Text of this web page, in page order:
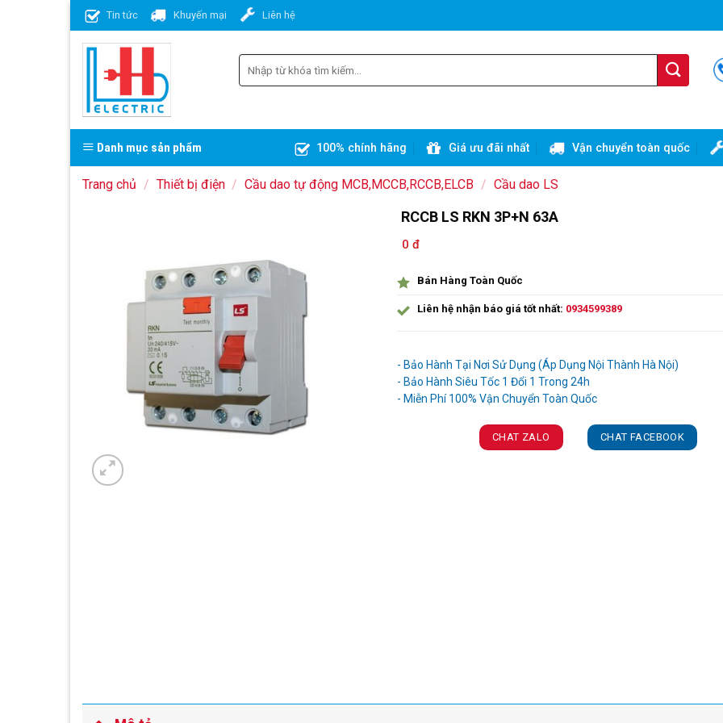
Skip
to
content
Tin tức Khuyến mại Liên hệ
Danh mục sản phẩm 100% chính hãng Giá ưu đãi nhất Vận chuyển toàn quốc
Trang chủ / Thiết bị điện / Cầu dao tự động MCB,MCCB,RCCB,ELCB / Cầu dao LS
RCCB LS RKN 3P+N 63A
0 đ
Bán Hàng Toàn Quốc
Liên hệ nhận báo giá tốt nhất: 0934599389
- Bảo Hành Tại Nơi Sử Dụng (Áp Dụng Nội Thành Hà Nội)
- Bảo Hành Siêu Tốc 1 Đổi 1 Trong 24h
- Miễn Phí 100% Vận Chuyển Toàn Quốc
CHAT ZALO CHAT FACEBOOK